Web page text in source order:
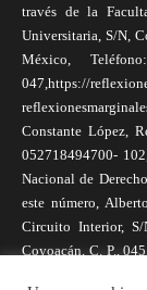
través de la
Universitaria, S/N,
México,
047,https://
Constante López,
052718494700-
Nacional de
este número,
Circuito Interior,
Coyoacán, C. P.,